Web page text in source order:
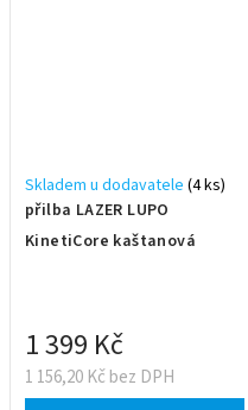
přilba LAZER LUPO
KinetiCore kaštanová
Skladem u dodavatele (4 ks)
1 156,20 Kč bez DPH
1 399 Kč